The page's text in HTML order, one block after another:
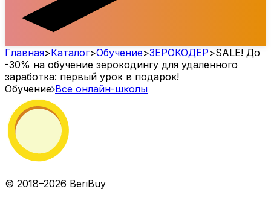
Главная>Каталог>Обучение>ЗЕРОКОДЕР>SALE! До
-30% на обучение зерокодингу для удаленного
заработка: первый урок в подарок!
Обучение Все онлайн-школы
© 2018–2026 BeriBuy